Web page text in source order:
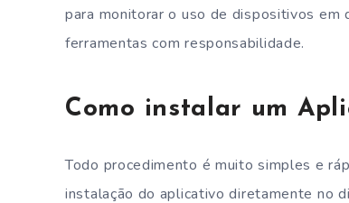
para monitorar o uso de dispositivos em
ferramentas com responsabilidade.
Como instalar um
Todo procedimento é muito simples e
instalação do aplicativo diretamente no